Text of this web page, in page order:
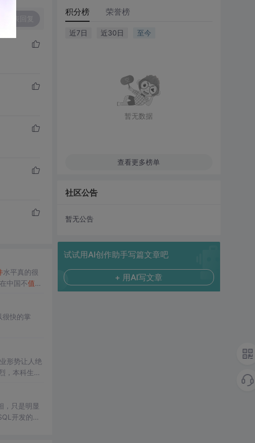
水平真的很
中国不值钱
很快的掌
形势让人绝
，本科生、
，只是明显
开发的 软
积分榜 荣誉榜
近7日 近30日 至今
暂无数据
查看更多榜单
社区公告
暂无公告
试试用AI创作助手写篇文章吧
+ 用AI写文章